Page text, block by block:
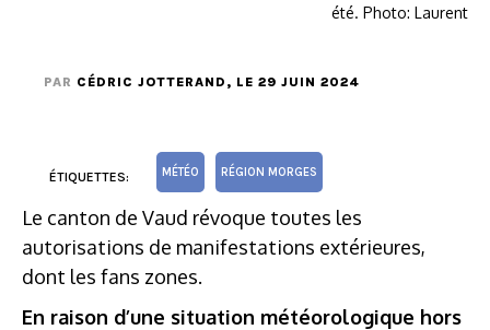
été. Photo: Laurent
PAR CÉDRIC JOTTERAND , LE 29 JUIN 2024
ÉTIQUETTES: MÉTÉO RÉGION MORGES
Le canton de Vaud révoque toutes les
autorisations de manifestations extérieures,
dont les fans zones.
En raison d’une situation météorologique hors